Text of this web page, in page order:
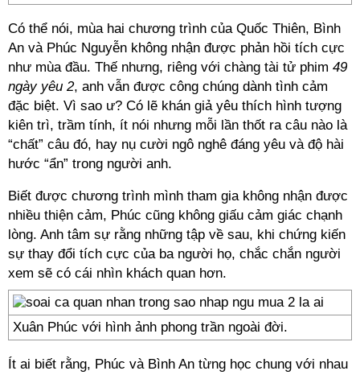
Có thể nói, mùa hai chương trình của Quốc Thiên, Bình
An và Phúc Nguyễn không nhận được phản hồi tích cực
như mùa đầu. Thế nhưng, riêng với chàng tài tử phim 49
ngày yêu 2, anh vẫn được công chúng dành tình cảm
đặc biệt. Vì sao ư? Có lẽ khán giả yêu thích hình tượng
kiên trì, trầm tính, ít nói nhưng mỗi lần thốt ra câu nào là
“chất” câu đó, hay nụ cười ngô nghê đáng yêu và độ hài
hước “ẩn” trong người anh.
Biết được chương trình mình tham gia không nhận được
nhiều thiện cảm, Phúc cũng không giấu cảm giác chạnh
lòng. Anh tâm sự rằng những tập về sau, khi chứng kiến
sự thay đổi tích cực của ba người họ, chắc chắn người
xem sẽ có cái nhìn khách quan hơn.
Xuân Phúc với hình ảnh phong trần ngoài đời.
Ít ai biết rằng, Phúc và Bình An từng học chung với nhau